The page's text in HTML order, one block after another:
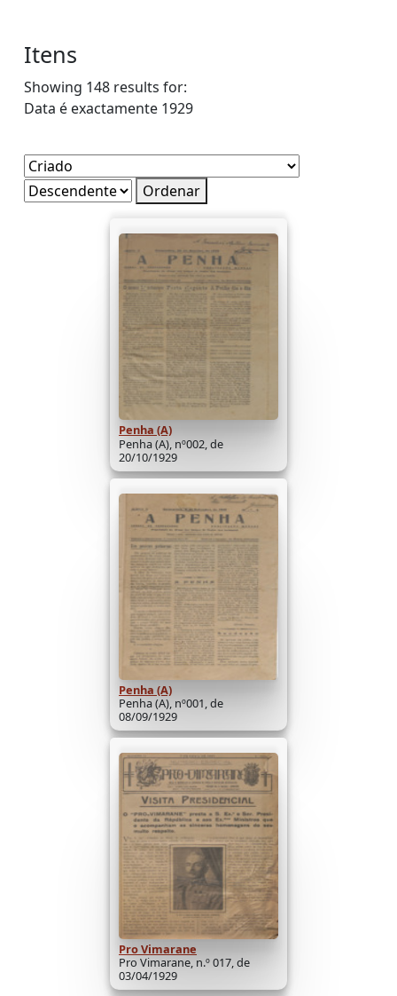
Itens
Showing 148 results for:
Data é exactamente 1929
Ordenar
Penha (A)
Penha (A), nº002, de
20/10/1929
Penha (A)
Penha (A), nº001, de
08/09/1929
Pro Vimarane
Pro Vimarane, n.º 017, de
03/04/1929